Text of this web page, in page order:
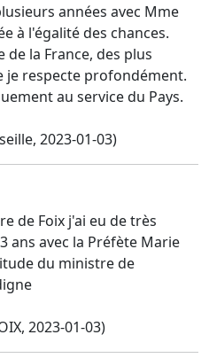
années avec Mme
à l'égalité des chances.
de la France, des plus
respecte profondément.
au service du Pays.
2023-01-03)
de Foix j'ai eu de très
ans avec la Préfète Marie
du ministre de
2023-01-03)